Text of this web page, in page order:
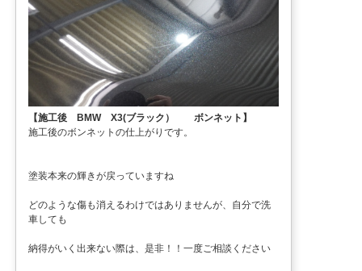
【施工後 BMW X3(ブラック） ボンネット】
施工後のボンネットの仕上がりです。
塗装本来の輝きが戻っていますね
どのような傷も消えるわけではありませんが、自分で洗
車しても
納得がいく出来ない際は、是非！！一度ご相談ください